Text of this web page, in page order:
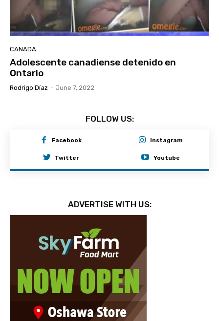
CANADA
Adolescente canadiense detenido en
Ontario
Rodrigo Díaz - June 7, 2022
FOLLOW US:
Facebook Instagram
Twitter Youtube
ADVERTISE WITH US: